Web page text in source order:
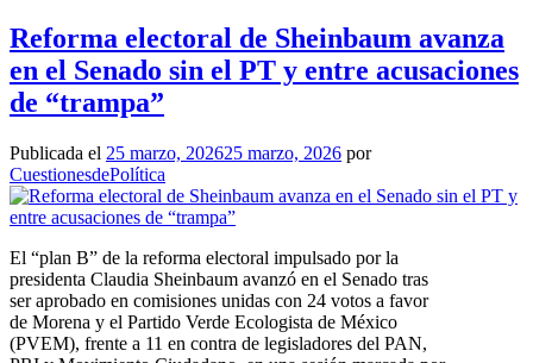
Reforma electoral de Sheinbaum avanza
en el Senado sin el PT y entre acusaciones
de “trampa”
Publicada el 25 marzo, 202625 marzo, 2026 por
CuestionesdePolítica
El “plan B” de la reforma electoral impulsado por la
presidenta Claudia Sheinbaum avanzó en el Senado tras
ser aprobado en comisiones unidas con 24 votos a favor
de Morena y el Partido Verde Ecologista de México
(PVEM), frente a 11 en contra de legisladores del PAN,